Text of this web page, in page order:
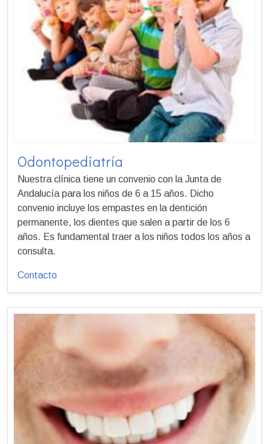
Odontopediatría
Nuestra clínica tiene un convenio con la Junta de
Andalucía para los niños de 6 a 15 años. Dicho
convenio incluye los empastes en la dentición
permanente, los dientes que salen a partir de los 6
años. Es fundamental traer a los niños todos los años a
consulta.
Contacto